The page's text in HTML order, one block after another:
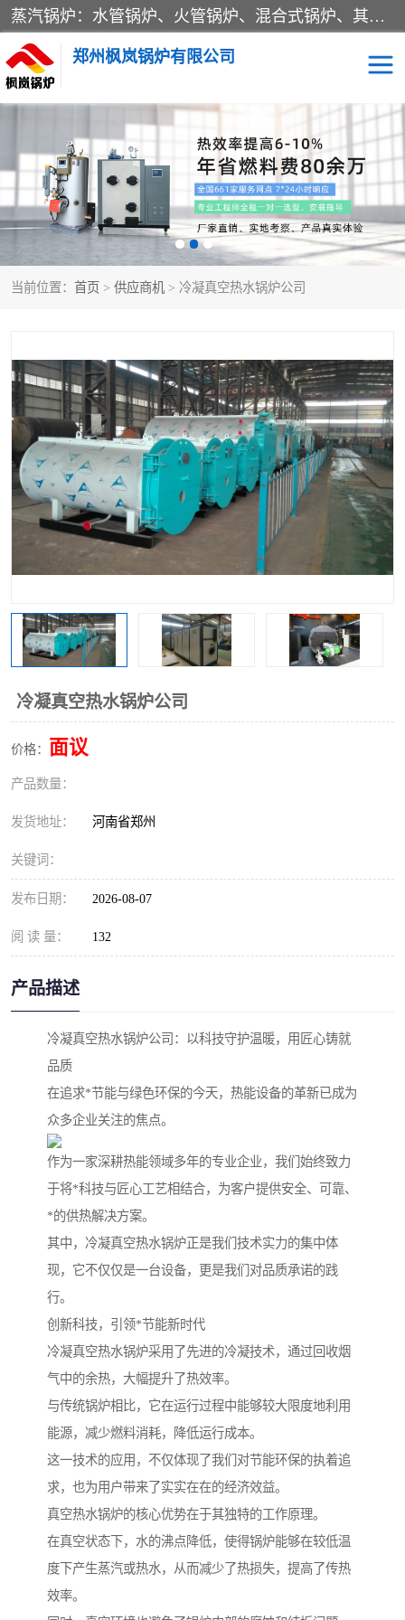
蒸汽锅炉：水管锅炉、火管锅炉、混合式锅炉、其他蒸汽锅炉； 热水锅炉：家用型集中供暖用热水锅炉、其他热水锅炉； 有机热载体锅炉； 船用蒸汽锅炉； （锅炉用辅助设备及装置）蒸汽冷凝器：表面冷凝器、混合式冷凝器、空冷式冷凝器、其他蒸汽冷凝器； 锅炉用辅助设备：节热器、蒸汽收集器、蓄能器、烟垢清除器、气体回收器、泥渣刮除器、空气预热器、其他锅炉用辅助设备；
郑州枫岚锅炉有限公司
当前位置： 首页 > 供应商机 > 冷凝真空热水锅炉公司
冷凝真空热水锅炉公司
价格： 面议
产品数量：
发货地址： 河南省郑州
关键词：
发布日期： 2026-08-07
阅 读 量： 132
产品描述
冷凝真空热水锅炉公司：以科技守护温暖，用匠心铸就
品质
在追求*节能与绿色环保的今天，热能设备的革新已成为
众多企业关注的焦点。
作为一家深耕热能领域多年的专业企业，我们始终致力
于将*科技与匠心工艺相结合，为客户提供安全、可靠、
*的供热解决方案。
其中，冷凝真空热水锅炉正是我们技术实力的集中体
现，它不仅仅是一台设备，更是我们对品质承诺的践
行。
创新科技，引领*节能新时代
冷凝真空热水锅炉采用了先进的冷凝技术，通过回收烟
气中的余热，大幅提升了热效率。
与传统锅炉相比，它在运行过程中能够较大限度地利用
能源，减少燃料消耗，降低运行成本。
这一技术的应用，不仅体现了我们对节能环保的执着追
求，也为用户带来了实实在在的经济效益。
真空热水锅炉的核心优势在于其独特的工作原理。
在真空状态下，水的沸点降低，使得锅炉能够在较低温
度下产生蒸汽或热水，从而减少了热损失，提高了传热
效率。